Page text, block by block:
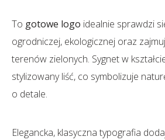
To gotowe logo idealnie sprawdzi
ogrodniczej, ekologicznej oraz
terenów zielonych. Sygnet w
stylizowany liść, co symbolizuje
o detale.
Elegancka, klasyczna typografia